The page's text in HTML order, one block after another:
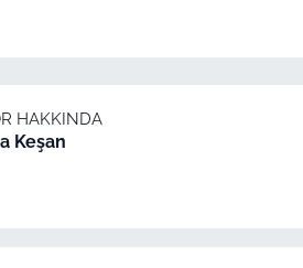
HAKKINDA
Keşan